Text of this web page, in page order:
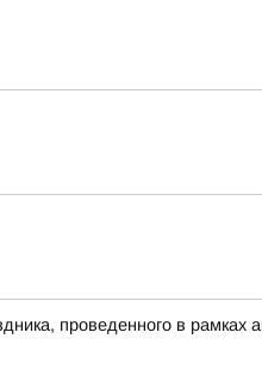
проведенного в рамках